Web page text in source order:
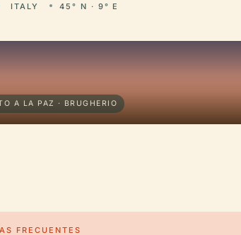
ITALY 45° N · 9° E
A LA PAZ · BRUGHERIO
FRECUENTES